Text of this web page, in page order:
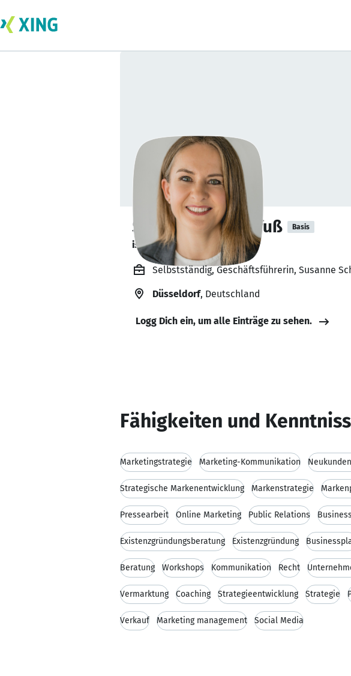
Susanne Schönefuß Basis
ist offen für Projekte. 🔎
Selbstständig, Geschäftsführerin, Susanne
Düsseldorf, Deutschland
Logg Dich ein, um alle Einträge zu sehen.
Fähigkeiten und
Marketingstrategie Marketing-Kommunikation
Strategische Markenentwicklung Markenstrategie
Pressearbeit Online Marketing Public Relations
Existenzgründungsberatung Existenzgründung
Beratung Workshops Kommunikation Recht
Vermarktung Coaching Strategieentwicklung Strategie
Verkauf Marketing management Social Media